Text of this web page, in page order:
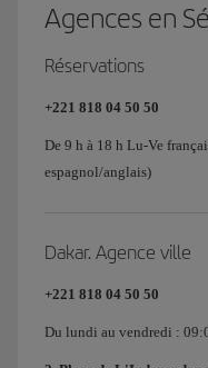
Agences en
Réservations
+221 818 04 50 50
De 9 h à 18 h Lu-Ve
espagnol/anglais)
Dakar. Agence ville
+221 818 04 50 50
Du lundi au vendredi :